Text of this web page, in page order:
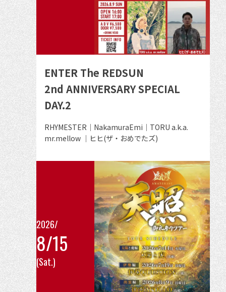
ENTER The REDSUN
2nd ANNIVERSARY SPECIAL
DAY.2
出
演
RHYMESTER｜NakamuraEmi｜TORU a.k.a.
mr.mellow ｜ヒヒ(ザ・おめでたズ)
詳
細
を
る
2026/
8/15
(Sat.)
こ
の